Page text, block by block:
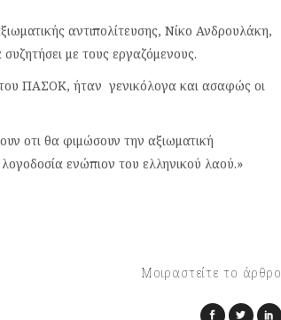
αντιπολίτευσης, Νίκο Ανδρουλάκη,
με τους εργαζόμενους.
ΠΑΣΟΚ, ήταν γενικόλογα και ασαφώς οι
οτι θα φιμώσουν την αξιωματική
ενώπιον του ελληνικού λαού.»
Μοιραστείτε το άρθρο